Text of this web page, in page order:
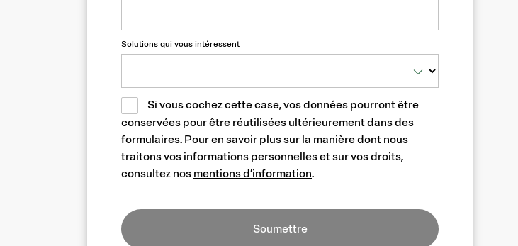
Solutions qui vous intéressent
Si vous cochez cette case, vos données pourront être
conservées pour être réutilisées ultérieurement dans des
formulaires. Pour en savoir plus sur la manière dont nous
traitons vos informations personnelles et sur vos droits,
consultez nos mentions d’information.
Soumettre